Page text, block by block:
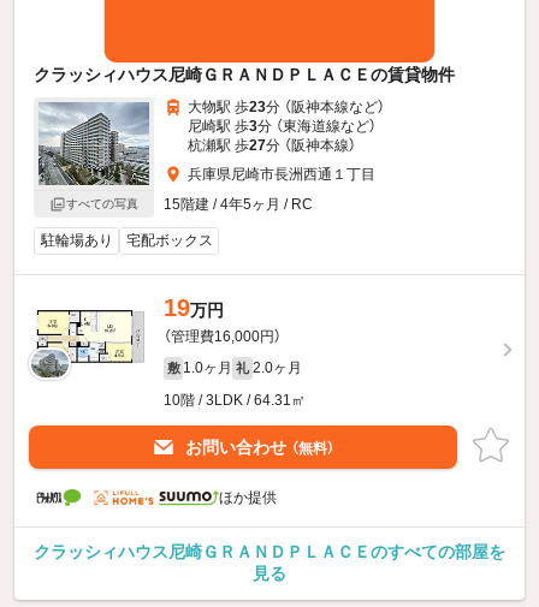
クラッシィハウス尼崎ＧＲＡＮＤＰＬＡＣＥの賃貸物件
すべての写真
大物駅 歩23分 （阪神本線など）
尼崎駅 歩3分 （東海道線など）
杭瀬駅 歩27分 （阪神本線）
兵庫県尼崎市長洲西通１丁目
15階建 / 4年5ヶ月 / RC
駐輪場あり 宅配ボックス
19万円
（管理費16,000円）
敷 1.0ヶ月 礼 2.0ヶ月
10階 / 3LDK / 64.31㎡
お問い合わせ （無料）
ほか提供
クラッシィハウス尼崎ＧＲＡＮＤＰＬＡＣＥのすべての部屋を
見る